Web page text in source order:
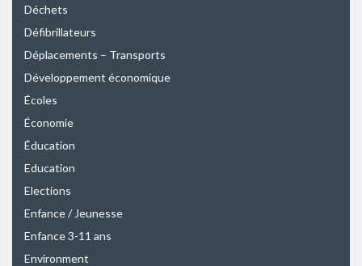
Déchets
Défibrillateurs
Déplacements – Transports
Développement économique
Écoles
Économie
Éducation
Education
Elections
Enfance / Jeunesse
Enfance 3-11 ans
Environment